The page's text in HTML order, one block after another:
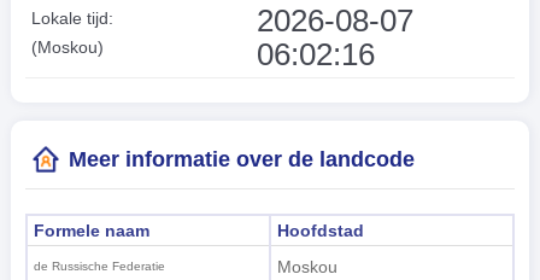
Lokale tijd:
(Moskou)
2026-08-07
06:02:17
Meer informatie over de landcode
Formele naam
de Russische Federatie
Hoofdstad
Moskou